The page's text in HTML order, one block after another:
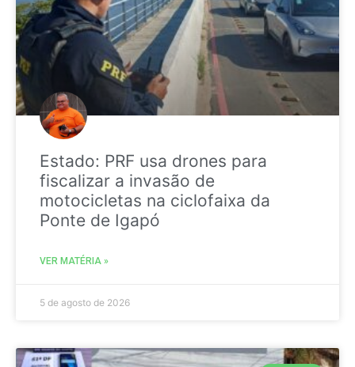
Estado: PRF usa drones para
fiscalizar a invasão de
motocicletas na ciclofaixa da
Ponte de Igapó
VER MATÉRIA »
5 de agosto de 2026